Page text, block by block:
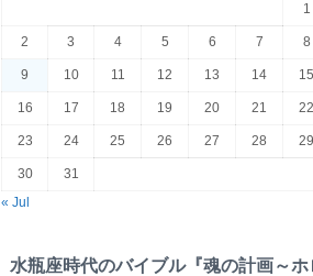
1
2 3 4 5 6 7 8
9 10 11 12 13 14 15
16 17 18 19 20 21 22
23 24 25 26 27 28 29
30
31
« Jul
水瓶座時代のバイブル『魂の計画～ホ